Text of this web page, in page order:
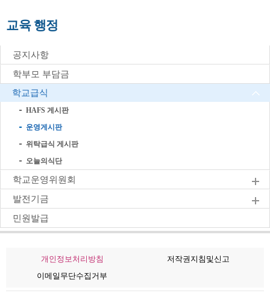
교육 행정
공지사항
학부모 부담금
학교급식
HAFS 게시판
운영게시판
위탁급식 게시판
오늘의식단
학교운영위원회
발전기금
민원발급
개인정보처리방침
저작권지침및신고
이메일무단수집거부